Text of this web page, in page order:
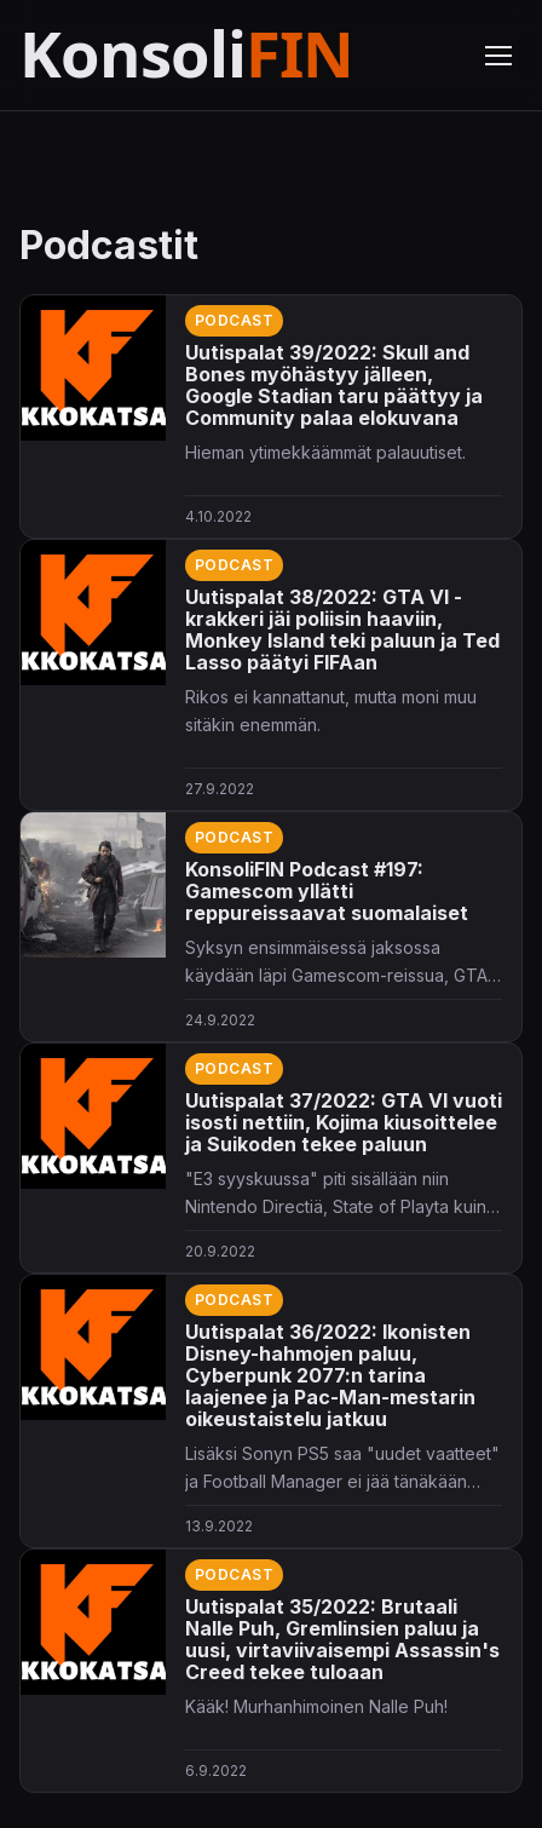
Podcastit
PODCAST
Uutispalat 39/2022: Skull and
Bones myöhästyy jälleen,
Google Stadian taru päättyy ja
Community palaa elokuvana
Hieman ytimekkäämmät palauutiset.
4.10.2022
PODCAST
Uutispalat 38/2022: GTA VI -
krakkeri jäi poliisin haaviin,
Monkey Island teki paluun ja Ted
Lasso päätyi FIFAan
Rikos ei kannattanut, mutta moni muu
sitäkin enemmän.
27.9.2022
PODCAST
KonsoliFIN Podcast #197:
Gamescom yllätti
reppureissaavat suomalaiset
Syksyn ensimmäisessä jaksossa
käydään läpi Gamescom-reissua, GTA
24.9.2022
PODCAST
Uutispalat 37/2022: GTA VI vuoti
isosti nettiin, Kojima kiusoittelee
ja Suikoden tekee paluun
"E3 syyskuussa" piti sisällään niin
Nintendo Directiä, State of Playta kuin
20.9.2022
PODCAST
Uutispalat 36/2022: Ikonisten
Disney-hahmojen paluu,
Cyberpunk 2077:n tarina
laajenee ja Pac-Man-mestarin
oikeustaistelu jatkuu
Lisäksi Sonyn PS5 saa "uudet vaatteet"
ja Football Manager ei jää tänäkään
13.9.2022
PODCAST
Uutispalat 35/2022: Brutaali
Nalle Puh, Gremlinsien paluu ja
uusi, virtaviivaisempi Assassin's
Creed tekee tuloaan
Kääk! Murhanhimoinen Nalle Puh!
6.9.2022